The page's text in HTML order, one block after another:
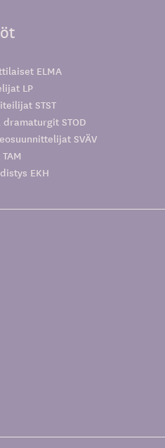
ELMA
LP
STST
STOD
SVÄV
EKH